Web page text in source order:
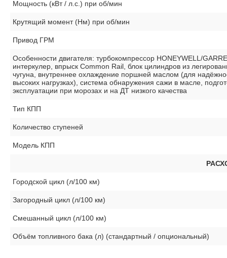
Мощность (кВт / л.с.) при об/мин
Крутящий момент (Нм) при об/мин
Привод ГРМ
Особенности двигателя: турбокомпрессор HONEYWELL/
интеркулер, впрыск Common Rail, блок цилиндров из
чугуна, внутреннее охлаждение поршней маслом (для
высоких нагрузках), система обнаружения сажи в масле,
эксплуатации при морозах и на ДТ низкого качества
Тип КПП
Количество ступеней
Модель КПП
Городской цикл (л/100 км)
Загородный цикл (л/100 км)
Смешанный цикл (л/100 км)
Объём топливного бака (л) (стандартный / опциональный)